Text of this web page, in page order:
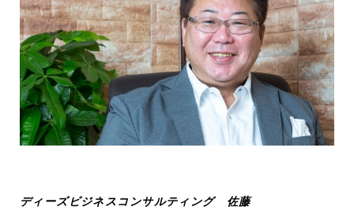
ディーズビジネスコンサルティング 佐藤